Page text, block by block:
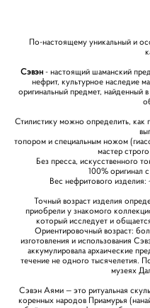
По-настоящему уникальный и
Сэвэн- настоящий шаманский
нефрит, культурное наследие
оригинальный предмет, найденный
Стилистику можно определить, как
топором и специальным ножом
мастер
Без пресса, искусственного
100% оригинал
Вес нефритового изделия:
Точный возраст изделия
приобрели у знакомого
который исследует и
Ориентировочный возраст:
изготовления и использования
аккумулировала архаические
течение не одного тысячелетия.
музеях
Сэвэн Аями — это ритуальная
коренных народов Приамурья